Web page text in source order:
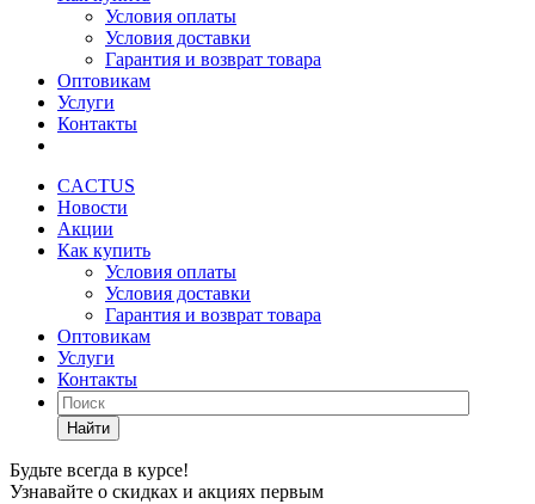
Условия оплаты
Условия доставки
Гарантия и возврат товара
Оптовикам
Услуги
Контакты
CACTUS
Новости
Акции
Как купить
Условия оплаты
Условия доставки
Гарантия и возврат товара
Оптовикам
Услуги
Контакты
Найти
Будьте всегда в курсе!
Узнавайте о скидках и акциях первым